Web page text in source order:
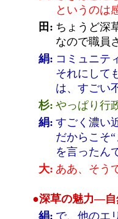
というのは
田: ちょうど深
なので職員
絹: コミュニテ
それにして
は、すごい
杉: やっぱり行
絹: すごく濃い
だからこそ
を言ったん
大: ああ、そう
●深草の魅力―自
絹: で、他のエ